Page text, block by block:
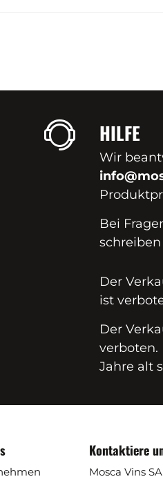
HILFE
Wir
Bei
Der
ist
Der
verboten.
Jahre alt
Kontaktiere
Mosca Vins SA